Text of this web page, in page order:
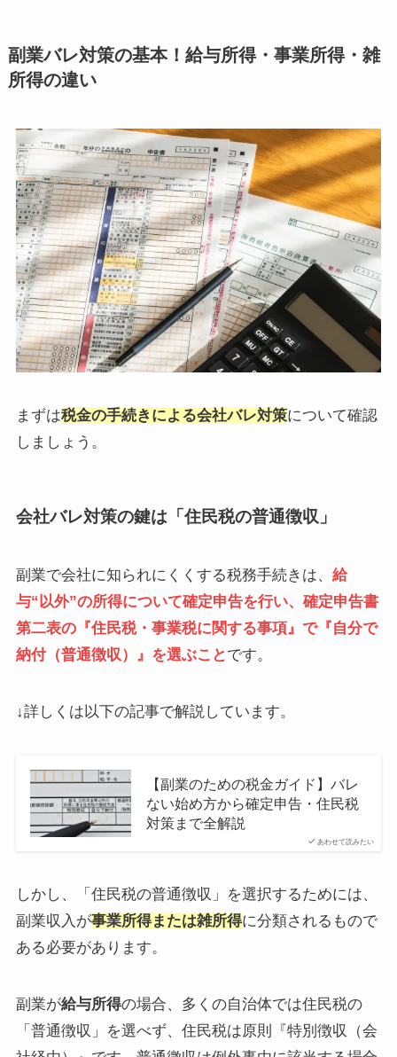
副業バレ対策の基本！給与所得・事業所得・雑
所得の違い
まずは税金の手続きによる会社バレ対策について確認
しましょう。
会社バレ対策の鍵は「住民税の普通徴収」
副業で会社に知られにくくする税務手続きは、 給
与“以外”の所得について確定申告を行い、 確定申告書
第二表の『住民税・事業税に関する事項』で『自分で
納付（普通徴収）』を選ぶこと です。
↓詳しくは以下の記事で解説しています。
あわせて読みたい
【副業のための税金ガイド】バレ
ない始め方から確定申告・住民税
対策まで全解説
しかし、「住民税の普通徴収」を選択するためには、
副業収入が事業所得または雑所得に分類されるもので
ある必要があります。
副業が給与所得の場合、多くの自治体では住民税の
「普通徴収」を選べず、住民税は原則『特別徴収（会